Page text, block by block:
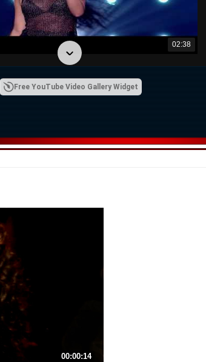
02:38
Free YouTube Video Gallery Widget
00:00:14